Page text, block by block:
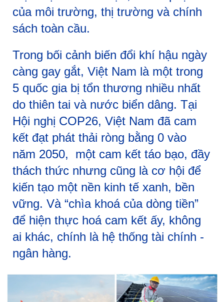
của môi trường, thị trường và chính
sách toàn cầu.
Trong bối cảnh biến đổi khí hậu ngày
càng gay gắt, Việt Nam là một trong
5 quốc gia bị tổn thương nhiều nhất
do thiên tai và nước biển dâng. Tại
Hội nghị COP26, Việt Nam đã cam
kết đạt phát thải ròng bằng 0 vào
năm 2050, một cam kết táo bạo, đầy
thách thức nhưng cũng là cơ hội để
kiến tạo một nền kinh tế xanh, bền
vững. Và “chìa khoá của dòng tiền”
để hiện thực hoá cam kết ấy, không
ai khác, chính là hệ thống tài chính -
ngân hàng.